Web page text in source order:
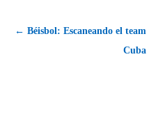
← Béisbol: Escaneando el team
Cuba